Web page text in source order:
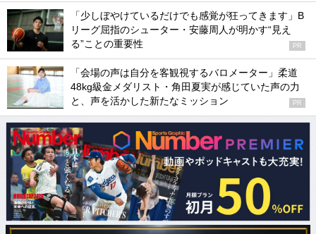
「少しぼやけているだけでも感覚が狂ってきます」B
リーグ屈指のシューター・安藤周人が明かす“見え
る”ことの重要性
PR
「会場の声は自分を客観視するバロメーター」柔道
48kg級金メダリスト・角田夏実が感じていた声の力
と、声を活かした新たなミッション
PR